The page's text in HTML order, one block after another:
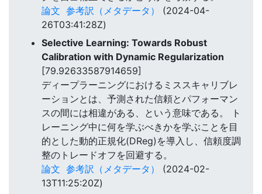
論文 参考訳（メタデータ）
(2024-04-
26T03:41:28Z)
Selective Learning: Towards Robust
Calibration with Dynamic Regularization
[79.92633587914659]
ディープラーニングにおけるミススキャリブレ
ーションとは、予測された信頼とパフォーマン
スの間には相違がある、という意味である。 ト
レーニング中に何を学ぶべきかを学ぶことを目
的とした動的正規化(DReg)を導入し、信頼度調
整のトレードオフを回避する。
論文 参考訳（メタデータ）
(2024-02-
13T11:25:20Z)